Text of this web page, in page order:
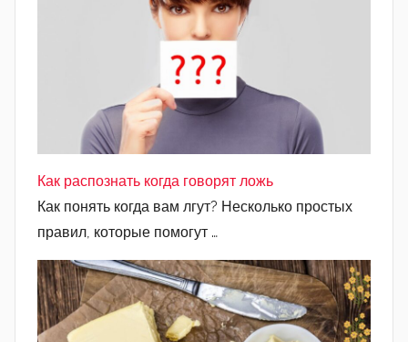
Как распознать когда говорят ложь
Как понять когда вам лгут? Несколько простых
правил, которые помогут …